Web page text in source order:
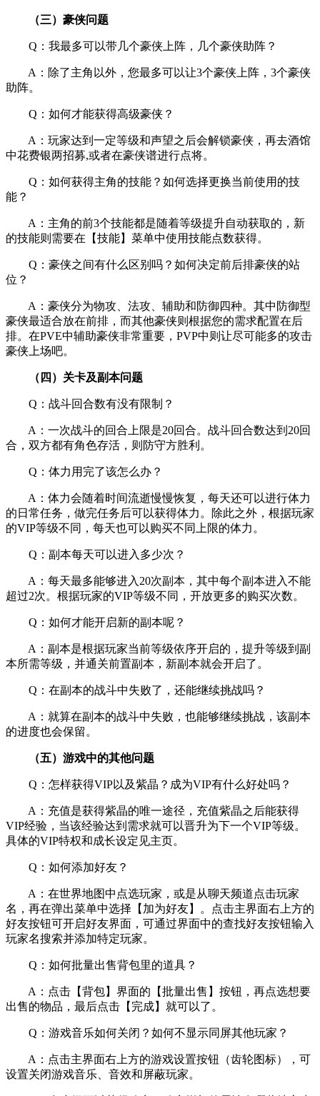
（三）豪侠问题
Q：我最多可以带几个豪侠上阵，几个豪侠助阵？
A：除了主角以外，您最多可以让3个豪侠上阵，3个豪侠
助阵。
Q：如何才能获得高级豪侠？
A：玩家达到一定等级和声望之后会解锁豪侠，再去酒馆
中花费银两招募,或者在豪侠谱进行点将。
Q：如何获得主角的技能？如何选择更换当前使用的技
能？
A：主角的前3个技能都是随着等级提升自动获取的，新
的技能则需要在【技能】菜单中使用技能点数获得。
Q：豪侠之间有什么区别吗？如何决定前后排豪侠的站
位？
A：豪侠分为物攻、法攻、辅助和防御四种。其中防御型
豪侠最适合放在前排，而其他豪侠则根据您的需求配置在后
排。在PVE中辅助豪侠非常重要，PVP中则让尽可能多的攻击
豪侠上场吧。
（四）关卡及副本问题
Q：战斗回合数有没有限制？
A：一次战斗的回合上限是20回合。战斗回合数达到20回
合，双方都有角色存活，则防守方胜利。
Q：体力用完了该怎么办？
A：体力会随着时间流逝慢慢恢复，每天还可以进行体力
的日常任务，做完任务后可以获得体力。除此之外，根据玩家
的VIP等级不同，每天也可以购买不同上限的体力。
Q：副本每天可以进入多少次？
A：每天最多能够进入20次副本，其中每个副本进入不能
超过2次。根据玩家的VIP等级不同，开放更多的购买次数。
Q：如何才能开启新的副本呢？
A：副本是根据玩家当前等级依序开启的，提升等级到副
本所需等级，并通关前置副本，新副本就会开启了。
Q：在副本的战斗中失败了，还能继续挑战吗？
A：就算在副本的战斗中失败，也能够继续挑战，该副本
的进度也会保留。
（五）游戏中的其他问题
Q：怎样获得VIP以及紫晶？成为VIP有什么好处吗？
A：充值是获得紫晶的唯一途径，充值紫晶之后能获得
VIP经验，当该经验达到需求就可以晋升为下一个VIP等级。
具体的VIP特权和成长设定见主页。
Q：如何添加好友？
A：在世界地图中点选玩家，或是从聊天频道点击玩家
名，再在弹出菜单中选择【加为好友】。点击主界面右上方的
好友按钮可开启好友界面，可通过界面中的查找好友按钮输入
玩家名搜索并添加特定玩家。
Q：如何批量出售背包里的道具？
A：点击【背包】界面的【批量出售】按钮，再点选想要
出售的物品，最后点击【完成】就可以了。
Q：游戏音乐如何关闭？如何不显示同屏其他玩家？
A：点击主界面右上方的游戏设置按钮（齿轮图标），可
设置关闭游戏音乐、音效和屏蔽玩家。